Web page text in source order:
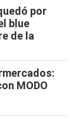
por
blue
de la
MODO